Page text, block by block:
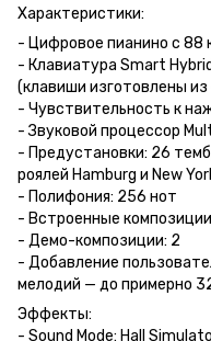
Характеристики:
- Цифровое пианино с 88
- Клавиатура Smart
(клавиши изготовлены
- Чувствительность к
- Звуковой процессор
- Предустановки: 26
роялей Hamburg и New
- Полифония: 256 нот
- Встроенные
- Демо-композиции: 2
- Добавление
мелодий — до примерно
Эффекты:
- Sound Mode: Hall